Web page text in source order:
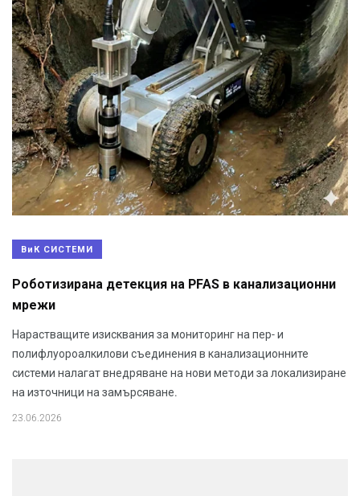
ВиК СИСТЕМИ
Роботизирана детекция на PFAS в канализационни
мрежи
Нарастващите изисквания за мониторинг на пер- и
полифлуороалкилови съединения в канализационните
системи налагат внедряване на нови методи за локализиране
на източници на замърсяване.
23.06.2026